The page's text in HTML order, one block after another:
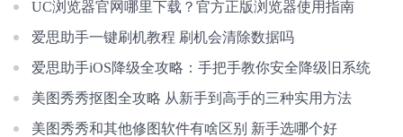
UC浏览器官网哪里下载？官方正版浏览器使用指南
爱思助手一键刷机教程 刷机会清除数据吗
爱思助手iOS降级全攻略：手把手教你安全降级旧系统
美图秀秀抠图全攻略 从新手到高手的三种实用方法
美图秀秀和其他修图软件有啥区别 新手选哪个好